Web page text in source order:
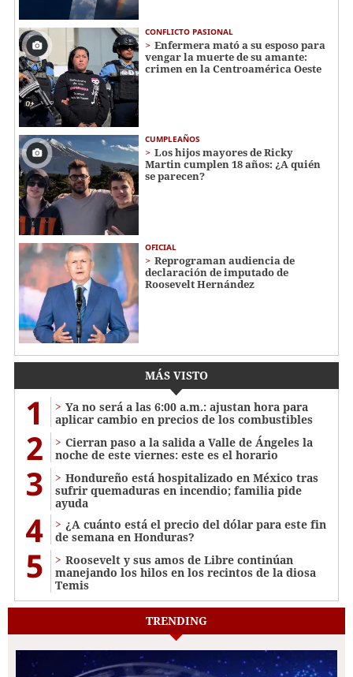
CONFLICTO PASIONAL
Enfermera mató a su esposo para
vengar la muerte de su amante:
crimen en la Centroamérica Oeste
CUMPLEAÑOS
Los hijos mayores de Ricky
Martin cumplen 18 años: ¿A quién
se parecen?
OFICIAL
Reprograman audiencia de
declaración de imputado de
Roosevelt Hernández
MÁS VISTO
1
Ya no será a las 6:00 a.m.: ajustan hora para
aplicar cambio en precios de los combustibles
2
Cierran paso a la salida a Valle de Ángeles la
noche de este viernes: este es el horario
3
Hondureño está hospitalizado en México tras
sufrir quemaduras en incendio; familia pide
ayuda
4
¿A cuánto está el precio del dólar para este fin
de semana en Honduras?
5
Roosevelt y sus amos de Libre continúan
manejando los hilos en los recintos de la diosa
Temis
TRENDING